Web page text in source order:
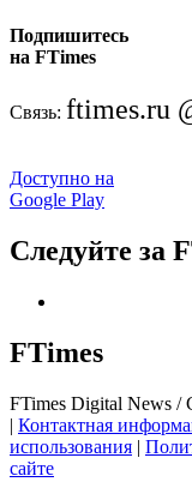
Подпишитесь
на FTimes
Связь: ftimes.ru
Доступно на
Google Play
Следуйте за
FTimes
FTimes Digital News
| Контактная
использования |
сайте